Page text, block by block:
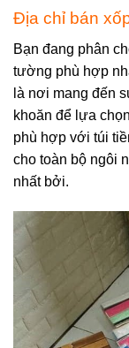
Địa chỉ bán
Bạn đang phân
tường phù hợp
là nơi mang đến
khoăn để lựa
phù hợp với túi
cho toàn bộ ngôi
nhất bởi.